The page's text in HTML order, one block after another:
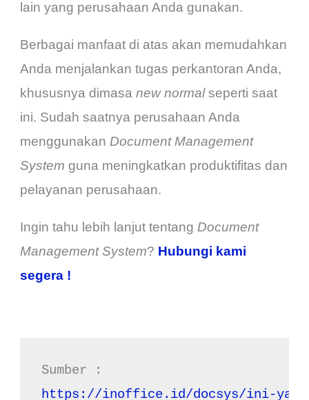
lain yang perusahaan Anda gunakan.
Berbagai manfaat di atas akan memudahkan
Anda menjalankan tugas perkantoran Anda,
khususnya dimasanew normalseperti saat
ini. Sudah saatnya perusahaan Anda
menggunakan Document Management
System guna meningkatkan produktifitas dan
pelayanan perusahaan.
Ingin tahu lebih lanjut tentang Document
Management System? Hubungi kami
segera !
https://inoffice.id/docsys/ini-yang-